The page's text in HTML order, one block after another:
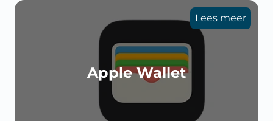
Lees meer
Apple Wallet